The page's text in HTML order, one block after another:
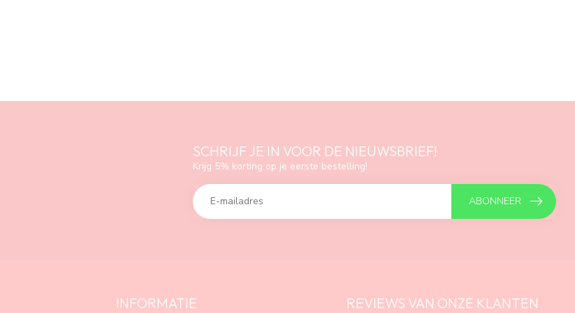
SCHRIJF JE IN VOOR DE NIEUWSBRIEF!
Krijg 5% korting op je eerste bestelling!
ABONNEER
INFORMATIE REVIEWS VAN ONZE KLANTEN